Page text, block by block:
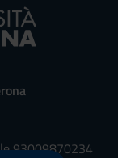
93009870234